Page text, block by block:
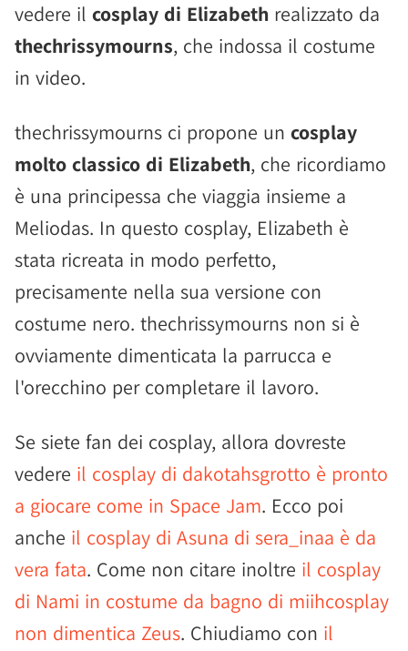
vedere il cosplay di Elizabeth realizzato da
thechrissymourns, che indossa il costume
in video.
thechrissymourns ci propone un cosplay
molto classico di Elizabeth, che ricordiamo
è una principessa che viaggia insieme a
Meliodas. In questo cosplay, Elizabeth è
stata ricreata in modo perfetto,
precisamente nella sua versione con
costume nero. thechrissymourns non si è
ovviamente dimenticata la parrucca e
l'orecchino per completare il lavoro.
Se siete fan dei cosplay, allora dovreste
vedere il cosplay di dakotahsgrotto è pronto
a giocare come in Space Jam. Ecco poi
anche il cosplay di Asuna di sera_inaa è da
vera fata. Come non citare inoltre il cosplay
di Nami in costume da bagno di miihcosplay
non dimentica Zeus. Chiudiamo con il